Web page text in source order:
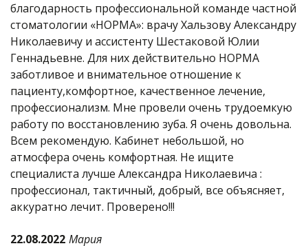
благодарность профессиональной команде частной
стоматологии «НОРМА»: врачу Хальзову Александру
Николаевичу и ассистенту Шестаковой Юлии
Геннадьевне. Для них действительно НОРМА
заботливое и внимательное отношение к
пациенту,комфортное, качественное лечение,
профессионализм. Мне провели очень трудоемкую
работу по восстановлению зуба. Я очень довольна.
Всем рекомендую. Кабинет небольшой, но
атмосфера очень комфортная. Не ищите
специалиста лучше Александра Николаевича :
профессионал, тактичный, добрый, все объясняет,
аккуратно лечит. Проверено!!!
22.08.2022 Мария